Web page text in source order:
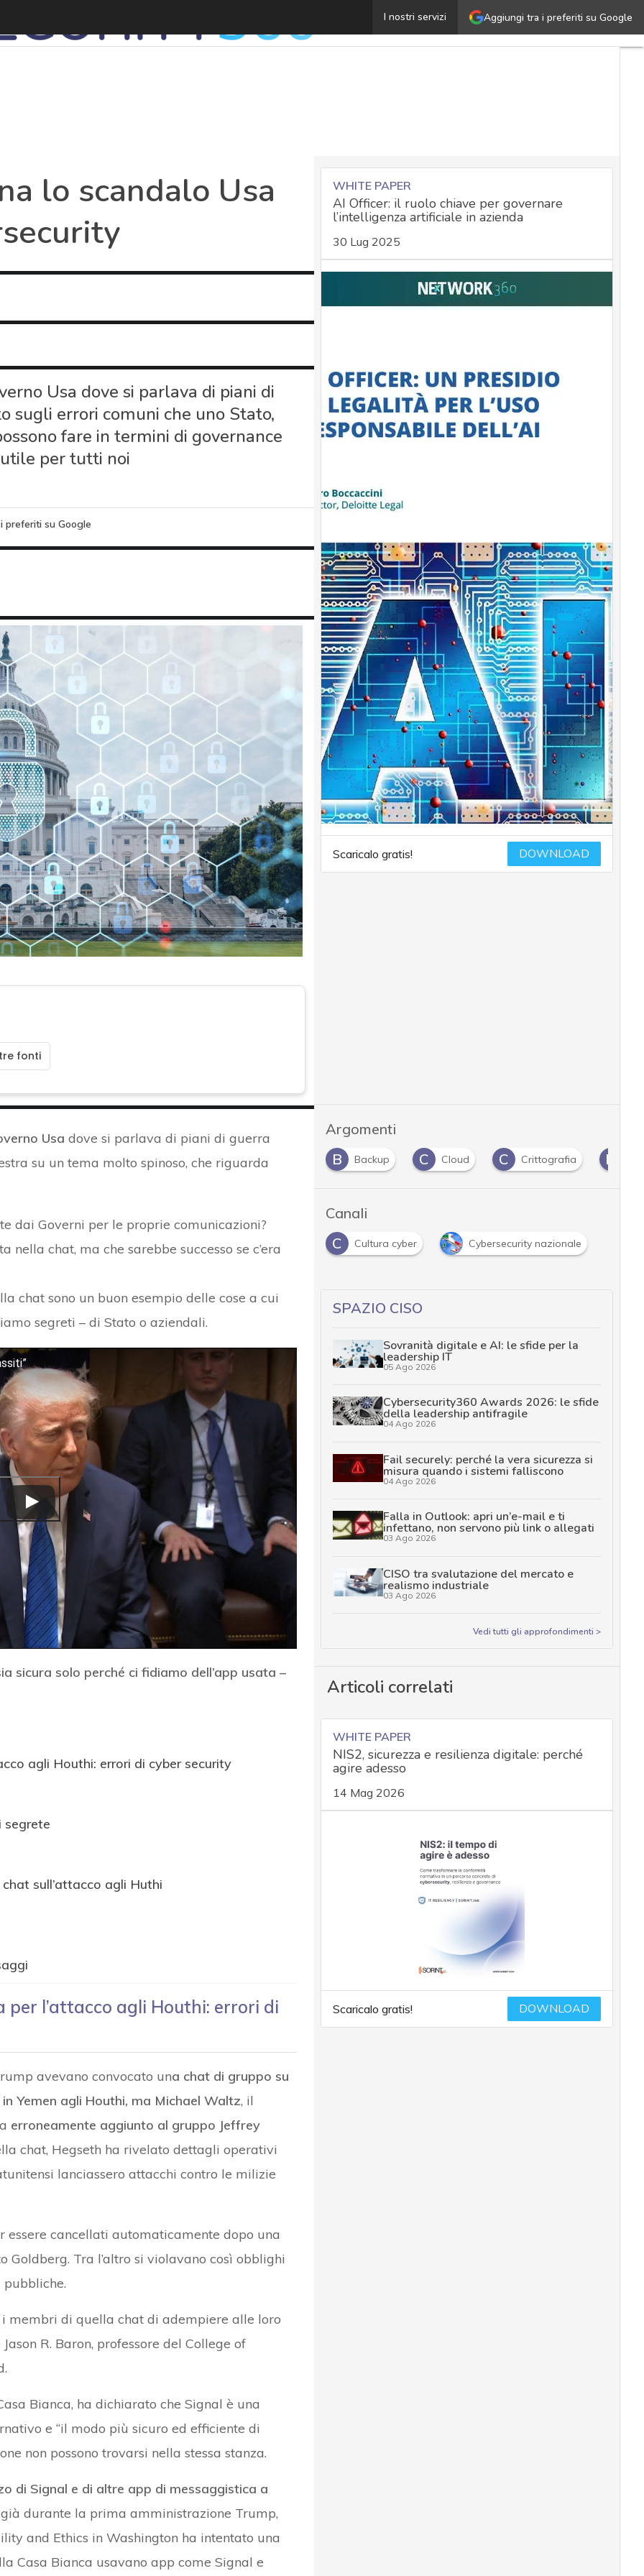
Aggiungi tra i preferiti su Google
I nostri servizi
Signal, che ci insegna lo scandalo Usa sugli errori di
lo scandalo Usa
Usa dove si parlava di piani di
sugli errori comuni che uno Stato,
fare in termini di governance
per tutti noi
preferiti su Google
fonti
Usa dove si parlava di piani di guerra
su un tema molto spinoso, che riguarda
dai Governi per le proprie comunicazioni?
chat, ma che sarebbe successo se c’era
chat sono un buon esempio delle cose a cui
segreti – di Stato o aziendali.
sicura solo perché ci fidiamo dell’app usata –
agli Houthi: errori di cyber security
segrete
sull’attacco agli Huthi
l’attacco agli Houthi: errori di
avevano convocato una chat di gruppo su
Yemen agli Houthi, ma Michael Waltz, il
erroneamente aggiunto al gruppo Jeffrey
chat, Hegseth ha rivelato dettagli operativi
lanciassero attacchi contro le milizie
cancellati automaticamente dopo una
Tra l’altro si violavano così obblighi
membri di quella chat di adempiere alle loro
R. Baron, professore del College of
Bianca, ha dichiarato che Signal è una
e “il modo più sicuro ed efficiente di
non possono trovarsi nella stessa stanza.
di Signal e di altre app di messaggistica a
già durante la prima amministrazione Trump,
and Ethics in Washington ha intentato una
Casa Bianca usavano app come Signal e
WHITE PAPER
AI Officer: il ruolo chiave per governare
l’intelligenza artificiale in azienda
30 Lug 2025
Scaricalo gratis! DOWNLOAD
Argomenti
A
Applicazioni B Backup C Cloud C Crittografia D
Canali
C
Cultura cyber Cybersecurity nazionale
SPAZIO CISO
Sovranità digitale e AI: le sfide per la
leadership IT
05 Ago 2026
Cybersecurity360 Awards 2026: le sfide
della leadership antifragile
04 Ago 2026
Fail securely: perché la vera sicurezza si
misura quando i sistemi falliscono
04 Ago 2026
Falla in Outlook: apri un’e-mail e ti
infettano, non servono più link o allegati
03 Ago 2026
CISO tra svalutazione del mercato e
realismo industriale
03 Ago 2026
Vedi tutti gli approfondimenti >
Articoli correlati
WHITE PAPER
NIS2, sicurezza e resilienza digitale: perché
agire adesso
14 Mag 2026
Scaricalo gratis! DOWNLOAD